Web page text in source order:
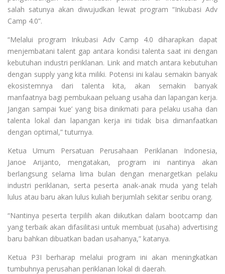
salah satunya akan diwujudkan lewat program “Inkubasi Adv
Camp 4.0”.
“Melalui program Inkubasi Adv Camp 4.0 diharapkan dapat
menjembatani talent gap antara kondisi talenta saat ini dengan
kebutuhan industri periklanan. Link and match antara kebutuhan
dengan supply yang kita miliki. Potensi ini kalau semakin banyak
ekosistemnya dari talenta kita, akan semakin banyak
manfaatnya bagi pembukaan peluang usaha dan lapangan kerja.
Jangan sampai ‘kue’ yang bisa dinikmati para pelaku usaha dan
talenta lokal dan lapangan kerja ini tidak bisa dimanfaatkan
dengan optimal,” tuturnya.
Ketua Umum Persatuan Perusahaan Periklanan Indonesia,
Janoe Arijanto, mengatakan, program ini nantinya akan
berlangsung selama lima bulan dengan menargetkan pelaku
industri periklanan, serta peserta anak-anak muda yang telah
lulus atau baru akan lulus kuliah berjumlah sekitar seribu orang.
“Nantinya peserta terpilih akan diikutkan dalam bootcamp dan
yang terbaik akan difasilitasi untuk membuat (usaha) advertising
baru bahkan dibuatkan badan usahanya,” katanya.
Ketua P3I berharap melalui program ini akan meningkatkan
tumbuhnya perusahan periklanan lokal di daerah.